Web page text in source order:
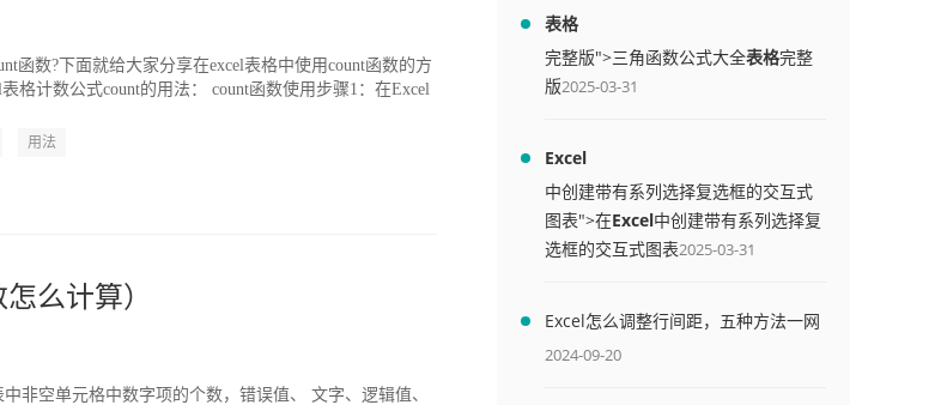
函数?下面就给大家分享在excel表格中使用count函数的方
格计数公式count的用法： count函数使用步骤1：在Excel
用法
么计算）
非空单元格中数字项的个数，错误值、 文字、逻辑值、
表格
完整版">三角函数公式大全表格完整
版2025-03-31
Excel
中创建带有系列选择复选框的交互式
图表">在Excel中创建带有系列选择复
选框的交互式图表2025-03-31
Excel怎么调整行间距，五种方法一网
打尽
2024-09-20